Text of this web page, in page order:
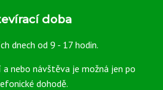
doba
dnech od 9 - 17 hodin.
nebo návštěva je možná jen po
dohodě.